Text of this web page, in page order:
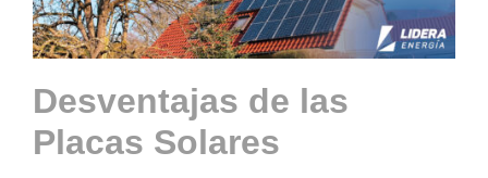
Desventajas de las
Placas Solares